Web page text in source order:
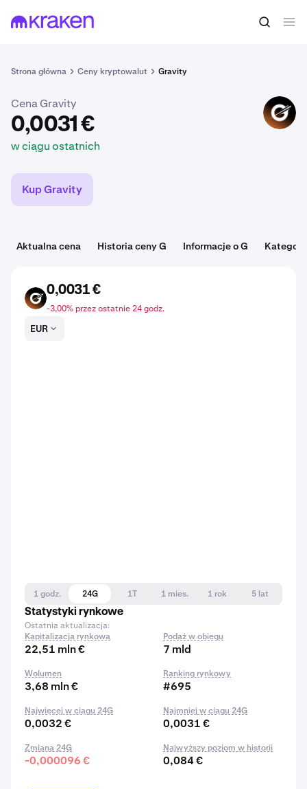
Strona główna Ceny kryptowalut Gravity
0,0031 € Kup G
Cena Gravity
0,0031 €
w ciągu ostatnich
G
Kup Gravity
Aktualna cena Historia ceny G Informacje o G
G
0,0031 €
-3,00% przez ostatnie 24 godz.
EUR
1 godz. 24G 1T 1 mies. 1 rok
5 lat
Statystyki rynkowe
Ostatnia aktualizacja:
Kapitalizacja rynkowa
22,51 mln €
Podaż w obiegu
7 mld
Wolumen
3,68 mln €
Ranking rynkowy
#695
Najwięcej w ciągu 24G
0,0032 €
Najmniej w ciągu 24G
0,0031 €
Zmiana 24G
-0,000096 €
Najwyższy poziom w historii
0,084 €